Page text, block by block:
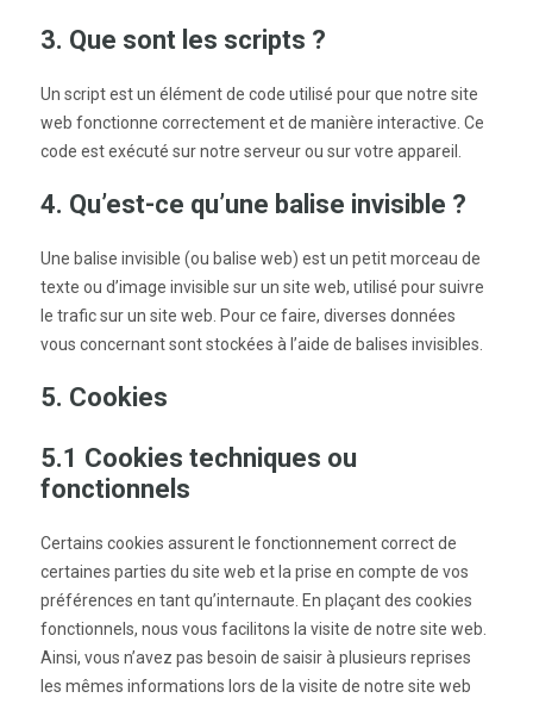
3. Que sont les scripts ?
Un script est un élément de code utilisé pour que notre site
web fonctionne correctement et de manière interactive. Ce
code est exécuté sur notre serveur ou sur votre appareil.
4. Qu’est-ce qu’une balise invisible ?
Une balise invisible (ou balise web) est un petit morceau de
texte ou d’image invisible sur un site web, utilisé pour suivre
le trafic sur un site web. Pour ce faire, diverses données
vous concernant sont stockées à l’aide de balises invisibles.
5. Cookies
5.1 Cookies techniques ou
fonctionnels
Certains cookies assurent le fonctionnement correct de
certaines parties du site web et la prise en compte de vos
préférences en tant qu’internaute. En plaçant des cookies
fonctionnels, nous vous facilitons la visite de notre site web.
Ainsi, vous n’avez pas besoin de saisir à plusieurs reprises
les mêmes informations lors de la visite de notre site web